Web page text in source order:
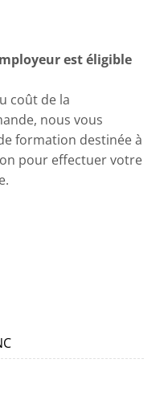
est éligible
coût de la
nous vous
formation destinée à
pour effectuer votre